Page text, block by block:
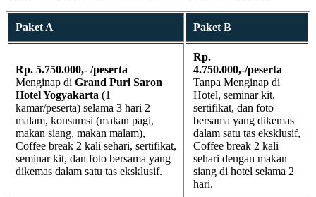
Paket A Paket B
Rp. 5.750.000,- /peserta
Menginap di Grand Puri Saron
Hotel Yogyakarta (1
kamar/peserta) selama 3 hari 2
malam, konsumsi (makan pagi,
makan siang, makan malam),
Coffee break 2 kali sehari, sertifikat,
seminar kit, dan foto bersama yang
dikemas dalam satu tas eksklusif.
Rp.
4.750.000,-/peserta
Tanpa Menginap di
Hotel, seminar kit,
sertifikat, dan foto
bersama yang dikemas
dalam satu tas eksklusif,
Coffee break 2 kali
sehari dengan makan
siang di hotel selama 2
hari.